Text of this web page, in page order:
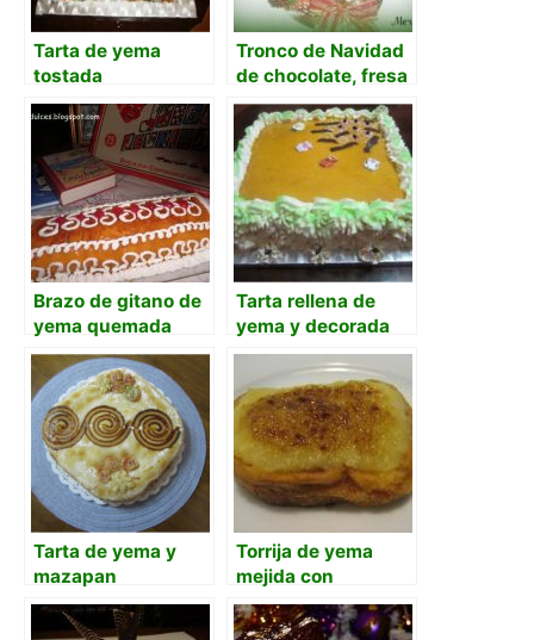
Tarta de yema
tostada
Tronco de Navidad
de chocolate, fresa
y nata
Brazo de gitano de
yema quemada
Tarta rellena de
yema y decorada
con nata
Tarta de yema y
mazapan
Torrija de yema
mejida con
manzana
caramelizada